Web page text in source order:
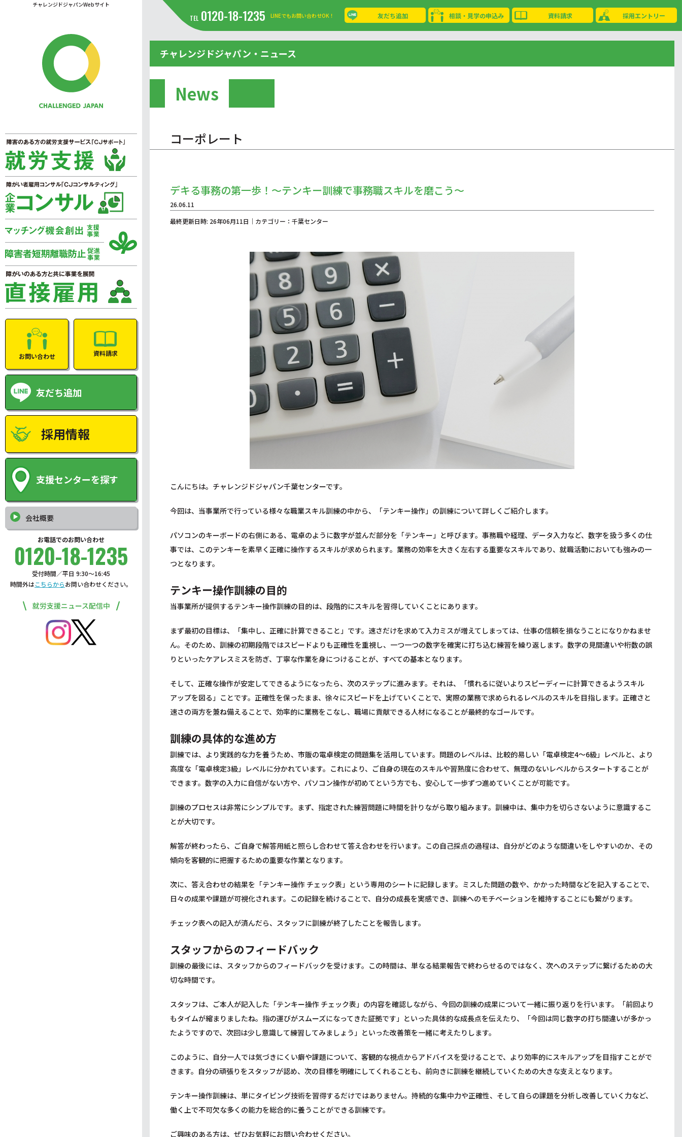
チャレンジドジャパンWebサイト
お問い合わせ 資料請求
友だち追加
採用情報
支援センターを探す
会社概要
お電話でのお問い合わせ
0120-18-1235
受付時間／平日 9:30〜16:45
時間外はこちらからお問い合わせください。
就労支援ニュース配信中
TEL 0120-18-1235 LINEでもお問い合わせOK！ 友だち追加 相談・見学の申込み 資料請求 採用エントリー
チャレンジドジャパン・ニュース
News
コーポレート
デキる事務の第一歩！～テンキー訓練で事務職スキルを磨こう～
26.06.11
最終更新日時: 26年06月11日｜カテゴリー：千葉センター
こんにちは。チャレンジドジャパン千葉センターです。
今回は、当事業所で行っている様々な職業スキル訓練の中から、「テンキー操作」の訓練について詳しくご紹介します。
パソコンのキーボードの右側にある、電卓のように数字が並んだ部分を「テンキー」と呼びます。事務職や経理、データ入力など、数字を扱う多くの仕
事では、このテンキーを素早く正確に操作するスキルが求められます。業務の効率を大きく左右する重要なスキルであり、就職活動においても強みの一
つとなります。
テンキー操作訓練の目的
当事業所が提供するテンキー操作訓練の目的は、段階的にスキルを習得していくことにあります。
まず最初の目標は、「集中し、正確に計算できること」です。速さだけを求めて入力ミスが増えてしまっては、仕事の信頼を損なうことになりかねませ
ん。そのため、訓練の初期段階ではスピードよりも正確性を重視し、一つ一つの数字を確実に打ち込む練習を繰り返します。数字の見間違いや桁数の誤
りといったケアレスミスを防ぎ、丁寧な作業を身につけることが、すべての基本となります。
そして、正確な操作が安定してできるようになったら、次のステップに進みます。それは、「慣れるに従いよりスピーディーに計算できるようスキル
アップを図る」ことです。正確性を保ったまま、徐々にスピードを上げていくことで、実際の業務で求められるレベルのスキルを目指します。正確さと
速さの両方を兼ね備えることで、効率的に業務をこなし、職場に貢献できる人材になることが最終的なゴールです。
訓練の具体的な進め方
訓練では、より実践的な力を養うため、市販の電卓検定の問題集を活用しています。問題のレベルは、比較的易しい「電卓検定4～6級」レベルと、より
高度な「電卓検定3級」レベルに分かれています。これにより、ご自身の現在のスキルや習熟度に合わせて、無理のないレベルからスタートすることが
できます。数字の入力に自信がない方や、パソコン操作が初めてという方でも、安心して一歩ずつ進めていくことが可能です。
訓練のプロセスは非常にシンプルです。まず、指定された練習問題に時間を計りながら取り組みます。訓練中は、集中力を切らさないように意識するこ
とが大切です。
解答が終わったら、ご自身で解答用紙と照らし合わせて答え合わせを行います。この自己採点の過程は、自分がどのような間違いをしやすいのか、その
傾向を客観的に把握するための重要な作業となります。
次に、答え合わせの結果を「テンキー操作 チェック表」という専用のシートに記録します。ミスした問題の数や、かかった時間などを記入することで、
日々の成果や課題が可視化されます。この記録を続けることで、自分の成長を実感でき、訓練へのモチベーションを維持することにも繋がります。
チェック表への記入が済んだら、スタッフに訓練が終了したことを報告します。
スタッフからのフィードバック
訓練の最後には、スタッフからのフィードバックを受けます。この時間は、単なる結果報告で終わらせるのではなく、次へのステップに繋げるための大
切な時間です。
スタッフは、ご本人が記入した「テンキー操作 チェック表」の内容を確認しながら、今回の訓練の成果について一緒に振り返りを行います。「前回より
もタイムが縮まりましたね。指の運びがスムーズになってきた証拠です」といった具体的な成長点を伝えたり、「今回は同じ数字の打ち間違いが多かっ
たようですので、次回は少し意識して練習してみましょう」といった改善策を一緒に考えたりします。
このように、自分一人では気づきにくい癖や課題について、客観的な視点からアドバイスを受けることで、より効率的にスキルアップを目指すことがで
きます。自分の頑張りをスタッフが認め、次の目標を明確にしてくれることも、前向きに訓練を継続していくための大きな支えとなります。
テンキー操作訓練は、単にタイピング技術を習得するだけではありません。持続的な集中力や正確性、そして自らの課題を分析し改善していく力など、
働く上で不可欠な多くの能力を総合的に養うことができる訓練です。
ご興味のある方は、ぜひお気軽にお問い合わせください。